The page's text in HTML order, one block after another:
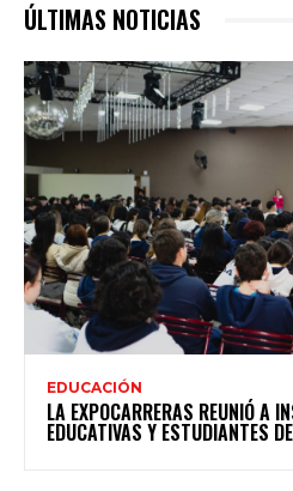
ÚLTIMAS NOTICIAS
EDUCACIÓN
LA EXPOCARRERAS REUNIÓ A
EDUCATIVAS Y ESTUDIANTES